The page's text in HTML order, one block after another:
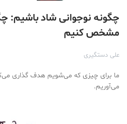
چگونه نوجوانی شاد باشیم:
مشخص کنیم
علی دستگیری
ما برای چیزی كه می‌شویم هدف گذاری
می‌آوریم.